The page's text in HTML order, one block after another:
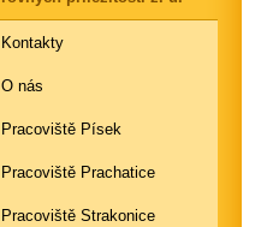
Kontakty
O nás
Pracoviště Písek
Pracoviště Prachatice
Pracoviště Strakonice